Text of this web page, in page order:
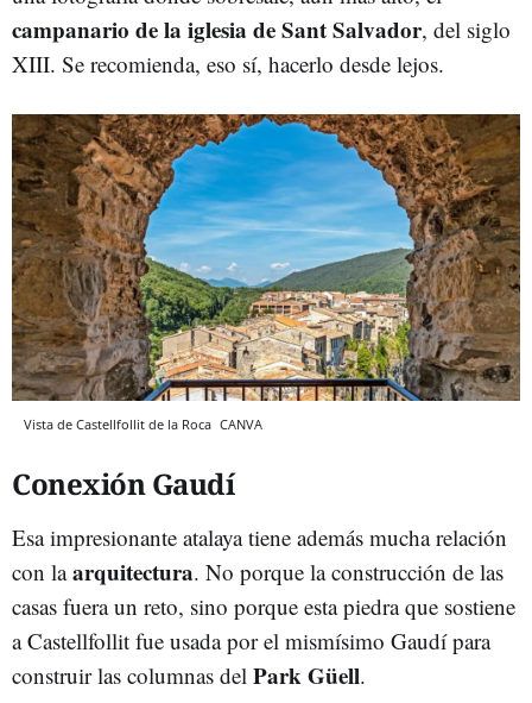
campanario de la iglesia de Sant Salvador, del siglo
XIII. Se recomienda, eso sí, hacerlo desde lejos.
Vista de Castellfollit de la Roca CANVA
Conexión Gaudí
Esa impresionante atalaya tiene además mucha relación
con laarquitectura. No porque la construcción de las
casas fuera un reto, sino porque esta piedra que sostiene
a Castellfollit fue usada por el mismísimo Gaudí para
construir las columnas del Park Güell.